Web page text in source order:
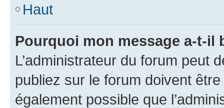
Haut
Pourquoi mon message a-t-il
L’administrateur du forum peut
publiez sur le forum doivent
également possible que